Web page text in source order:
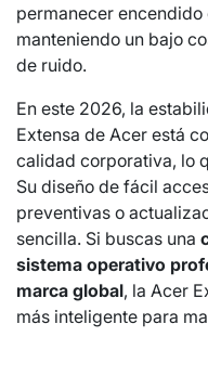
permanecer
manteniendo un bajo
de ruido.
En este 2026, la
Extensa de Acer está
calidad corporativa, lo
Su diseño de fácil
preventivas o
sencilla. Si buscas una
sistema operativo
marca global, la Acer
más inteligente para